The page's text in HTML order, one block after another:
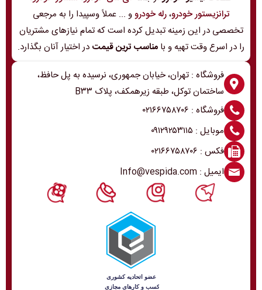
ترانزیستور خودرو،رله خودروو ... عملاً وسپیدا را به مرجعی
تخصصی در این زمینه تبدیل کرده است که تمام نیازهای مشتریان
را در اسرع وقت تهیه و با مناسب ترین قیمت در اختیار آنان بگذارد.
فروشگاه : تهران، خیابان جمهوری، نرسیده به پل حافظ،
ساختمان توکل، طبقه زیرهمکف، پلاک B۳۳
فروشگاه : ۰۲۱۶۶۷۵۸۷۰۶
موبایل : ۰۹۱۲۹۲۵۳۱۱۵
فکس : ۰۲۱۶۶۷۵۸۷۰۶
ایمیل : Info@vespida.com